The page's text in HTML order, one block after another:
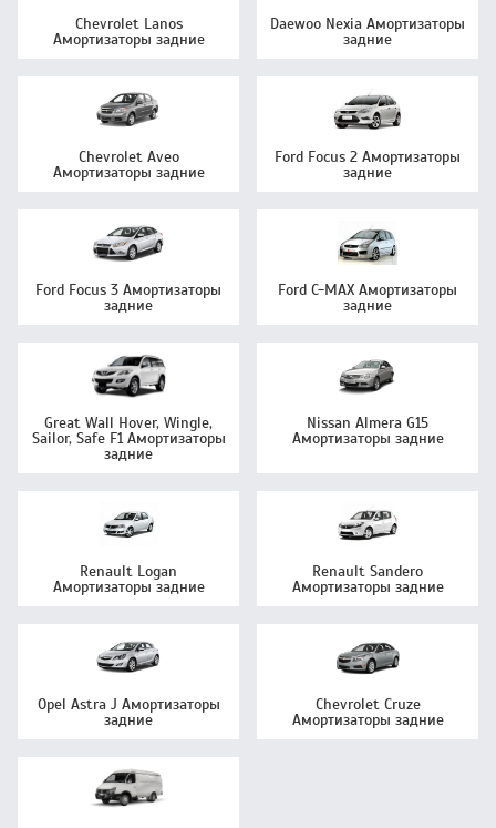
Chevrolet Lanos
Амортизаторы задние
Daewoo Nexia Амортизаторы
задние
Chevrolet Aveo
Амортизаторы задние
Ford Focus 2 Амортизаторы
задние
Ford Focus 3 Амортизаторы
задние
Ford C-MAX Амортизаторы
задние
Great Wall Hover, Wingle,
Sailor, Safe F1 Амортизаторы
задние
Nissan Almera G15
Амортизаторы задние
Renault Logan
Амортизаторы задние
Renault Sandero
Амортизаторы задние
Opel Astra J Амортизаторы
задние
Chevrolet Cruze
Амортизаторы задние